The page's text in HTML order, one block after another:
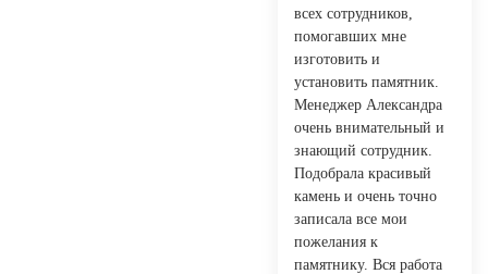
всех сотрудников,
помогавших мне
изготовить и
установить памятник.
Менеджер Александра
очень внимательный и
знающий сотрудник.
Подобрала красивый
камень и очень точно
записала все мои
пожелания к
памятнику. Вся работа